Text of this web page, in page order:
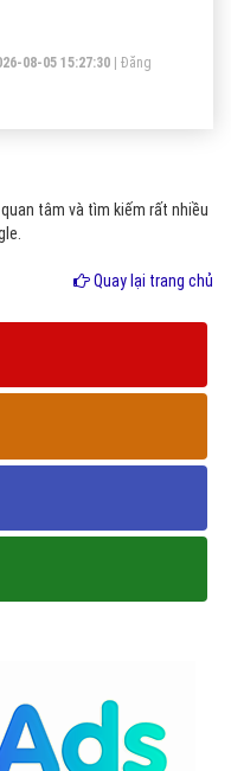
08-05 15:27:30
Đăng
tâm và tìm kiếm rất nhiều
Quay lại trang chủ